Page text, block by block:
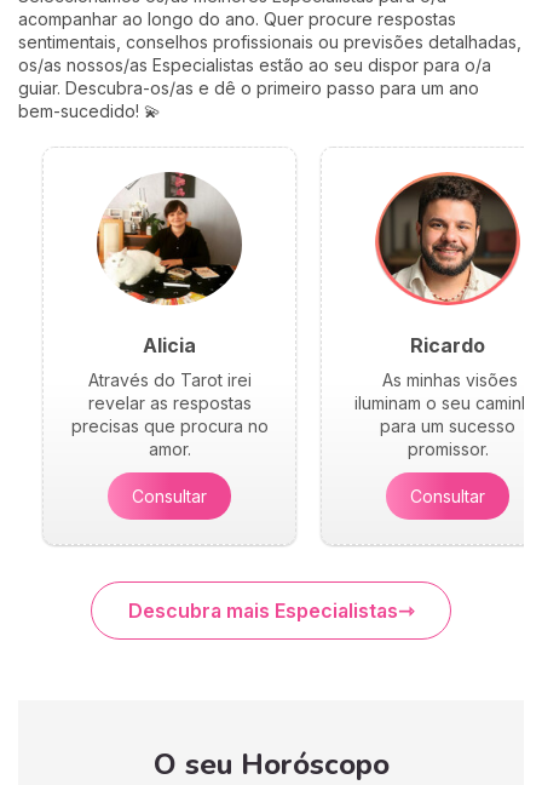
profundamente humanos do
ano. Siga-me: o seu
coração vai perceber. 💛
acompanhar ao longo do ano. Quer procure respostas
sentimentais, conselhos profissionais ou previsões detalhadas,
os/as nossos/as Especialistas estão ao seu dispor para o/a
guiar. Descubra-os/as e dê o primeiro passo para um ano
bem-sucedido! 💫
Alicia
Através do Tarot irei
revelar as respostas
precisas que procura no
amor.
Consultar
Ricardo
As minhas visões
iluminam o seu caminho
para um sucesso
promissor.
Consultar
Descubra mais Especialistas
O seu Horóscopo